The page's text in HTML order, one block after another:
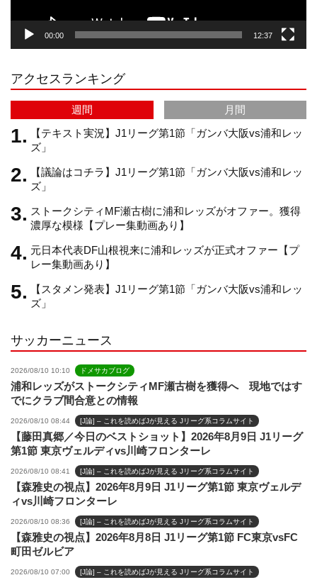
r
a
m
e
C
h
a
n
n
00:00 12:37
アクセスランキング
週間
月間
【テキスト実況】J1リーグ第1節「ガンバ大阪vs浦和レッ
ズ」
【議論はコチラ】J1リーグ第1節「ガンバ大阪vs浦和レッ
ズ」
ストークシティMF瀬古樹に浦和レッズがオファー。獲得
濃厚な模様【プレー集動画あり】
元日本代表DF山根視来に浦和レッズが正式オファー【プ
レー集動画あり】
【スタメン発表】J1リーグ第1節「ガンバ大阪vs浦和レッ
ズ」
サッカーニュース
2026/08/10 10:10 ドメサカブログ
浦和レッズがストークシティMF瀬古樹を獲得へ 現地ではす
でにクラブ間合意との情報
2026/08/10 08:44 [J論] – これを読めばJが見える Jリーグ系コラムサイト
【藤田真郷／今日のベストショット】2026年8月9日 J1リーグ
第1節 東京ヴェルディvs川崎フロンターレ
2026/08/10 08:41 [J論] – これを読めばJが見える Jリーグ系コラムサイト
【森雅史の視点】2026年8月9日 J1リーグ第1節 東京ヴェルデ
ィvs川崎フロンターレ
2026/08/10 08:36 [J論] – これを読めばJが見える Jリーグ系コラムサイト
【森雅史の視点】2026年8月8日 J1リーグ第1節 FC東京vsFC
町田ゼルビア
2026/08/10 07:00 [J論] – これを読めばJが見える Jリーグ系コラムサイト